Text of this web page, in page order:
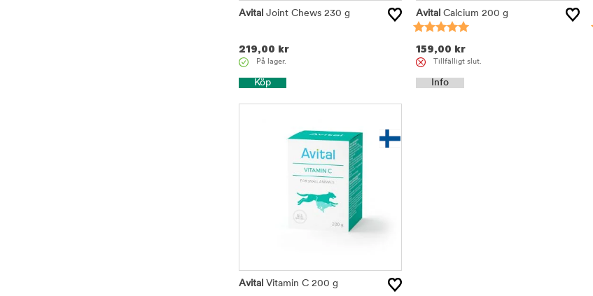
Avital Joint Chews 230 g
219,00 kr
På lager.
Köp
Avital Calcium 200 g
159,00 kr
Tillfälligt slut.
Info
Avital Vitamin C 200 g